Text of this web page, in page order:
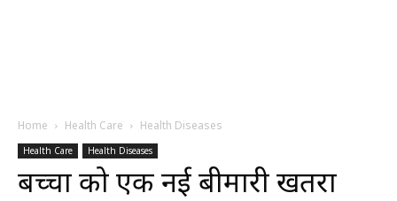
Home Health Care Health Diseases
Health Care Health Diseases
बच्चों को एक नई बीमारी खतरा